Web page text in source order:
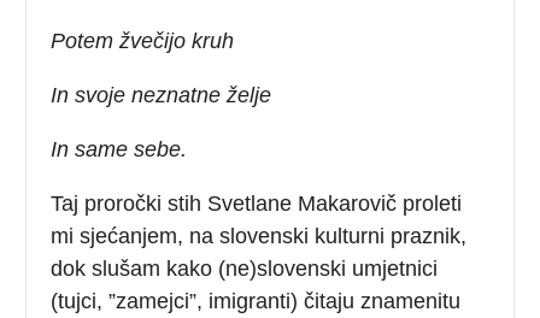
Potem žvečijo kruh
In svoje neznatne želje
In same sebe.
Taj proročki stih Svetlane Makarovič proleti
mi sjećanjem, na slovenski kulturni praznik,
dok slušam kako (ne)slovenski umjetnici
(tujci, ”zamejci”, imigranti) čitaju znamenitu